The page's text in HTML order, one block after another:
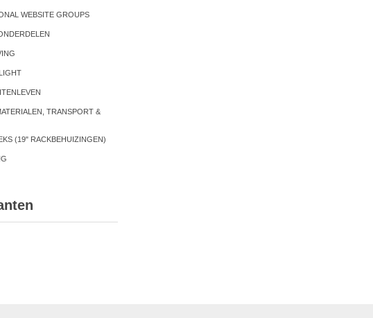
WEBSITE GROUPS
TRANSPORT &
(19" RACKBEHUIZINGEN)